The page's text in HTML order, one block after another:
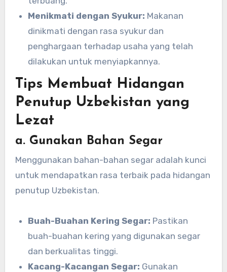
Menikmati dengan Syukur: Makanan
dinikmati dengan rasa syukur dan
penghargaan terhadap usaha yang telah
dilakukan untuk menyiapkannya.
Tips Membuat Hidangan
Penutup Uzbekistan yang
Lezat
a. Gunakan Bahan Segar
Menggunakan bahan-bahan segar adalah kunci
untuk mendapatkan rasa terbaik pada hidangan
penutup Uzbekistan.
Buah-Buahan Kering Segar: Pastikan
buah-buahan kering yang digunakan segar
dan berkualitas tinggi.
Kacang-Kacangan Segar: Gunakan